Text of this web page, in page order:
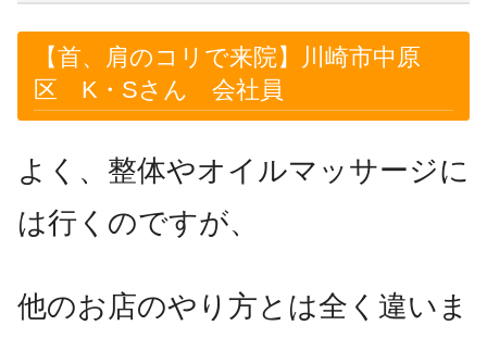
【首、肩のコリで来院】川崎市中原
区 K・Sさん 会社員
よく、整体やオイルマッサージに
は行くのですが、
他のお店のやり方とは全く違いま